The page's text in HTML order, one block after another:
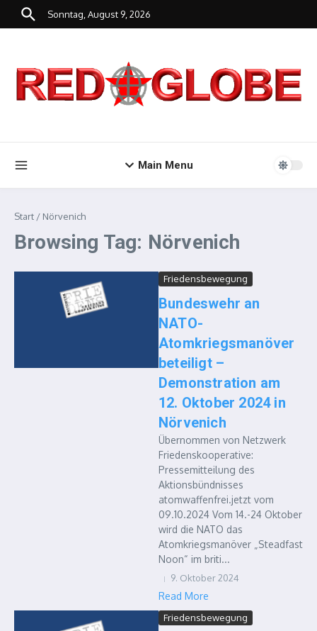
Zum Inhalt springen
Sonntag, August 9, 2026
Main Menu
Start / Nörvenich
Browsing Tag: Nörvenich
Friedensbewegung
Bundeswehr an
NATO-
Atomkriegsmanöver
beteiligt –
Demonstration am
12. Oktober 2024 in
Nörvenich
Übernommen von Netzwerk
Friedenskooperative:
Pressemitteilung des
Aktionsbündnisses
atomwaffenfrei.jetzt vom
09.10.2024 Vom 14.-24 Oktober
wird die NATO das
Atomkriegsmanöver „Steadfast
Noon“ im briti...
9. Oktober 2024
Read More
Friedensbewegung